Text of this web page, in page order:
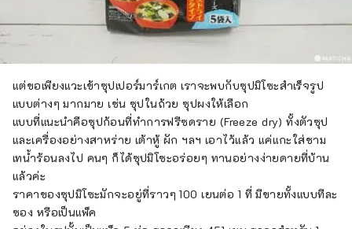
แต่ขอเพียงแวะเข้าซุปเปอร์มาร์เกต เราจะพบกับซุปมิโซะสำเร็จรูป
แบบต่างๆ มากมาย เช่น ซุปในถ้วย ซุปผงให้เลือก
แบบที่แนะนำคือซุปก้อนที่ทำการฟรีซดราย (Freeze dry) ทั้งตัวซุป
และเครื่องอย่างสาหร่าย เต้าหู้ ผัก ฯลฯ เอาไว้แล้ว แค่แกะใส่ชาม
เทน้ำร้อนลงไป คนๆ ก็ได้ซุปมิโซะอร่อยๆ ทานอย่างง่ายดายที่บ้าน
แล้วค่ะ
ราคาของซุปมิโซะมักจะอยู่ที่ราวๆ 100 เยนต่อ 1 ที่ มีขายทั้งแบบทีละ
ซอง หรือเป็นแพ็ค